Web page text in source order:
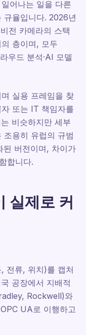
어나는 일을 다른
규율입니다. 2026년
전 카메라의 스택
층이며, 모두
우드 분석·AI 모델
실용 프레임을 찾
또는 IT 책임자를
비슷하지만 세부
조용히 유럽의 규범
된 버전이며, 차이가
합니다.
실제로 커
전류, 위치)를 캡처
공장에서 지배적
Rockwell)와
UA로 이행하고